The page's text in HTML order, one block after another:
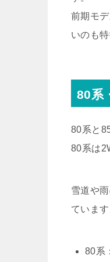
前期モ
いのも特
80系
80系と
80系は
雪道や
ています
80系